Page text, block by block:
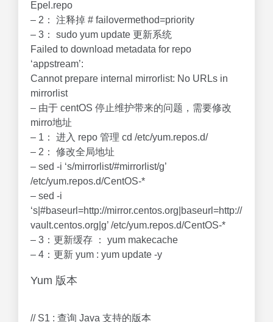
Epel.repo
– 2： 注释掉 # failovermethod=priority
– 3： sudo yum update 更新系统
Failed to download metadata for repo
‘appstream’:
Cannot prepare internal mirrorlist: No URLs in
mirrorlist
– 由于 centOS 停止维护带来的问题，需要修改
mirro地址
– 1： 进入 repo 管理 cd /etc/yum.repos.d/
– 2： 修改全局地址
– sed -i ‘s/mirrorlist/#mirrorlist/g’
/etc/yum.repos.d/CentOS-*
– sed -i
‘s|#baseurl=http://mirror.centos.org|baseurl=http://
vault.centos.org|g’ /etc/yum.repos.d/CentOS-*
– 3：更新缓存 ： yum makecache
– 4：更新 yum : yum update -y
Yum 版本
// S1 : 查询 Java 支持的版本